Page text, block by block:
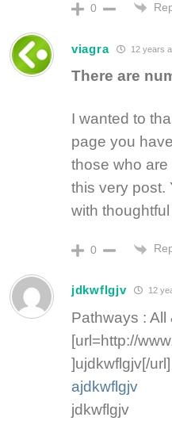
0
viagra 12 years
There are
I wanted to
page you
those who are
this very post.
with
0
jdkwflgjv 12
Pathways : All
[url=http://
]ujdkwflgjv[/url]
ajdkwflgjv
jdkwflgjv